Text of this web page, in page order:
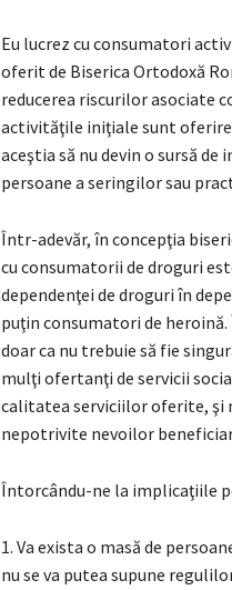
Eu lucrez cu consumatori
oferit de Biserica Ortodoxă
reducerea riscurilor asociate
activităţile iniţiale sunt
aceştia să nu devin o sursă
persoane a seringilor sau
Într-adevăr, în concepţia
cu consumatorii de droguri
dependenţei de droguri în
puţin consumatori de heroină.
doar ca nu trebuie să fie
mulţi ofertanţi de servicii
calitatea serviciilor oferite, şi
nepotrivite nevoilor
Întorcându-ne la implicaţiile
1. Va exista o masă de
nu se va putea supune